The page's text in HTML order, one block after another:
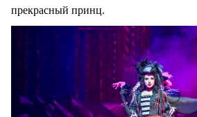
прекрасный принц.